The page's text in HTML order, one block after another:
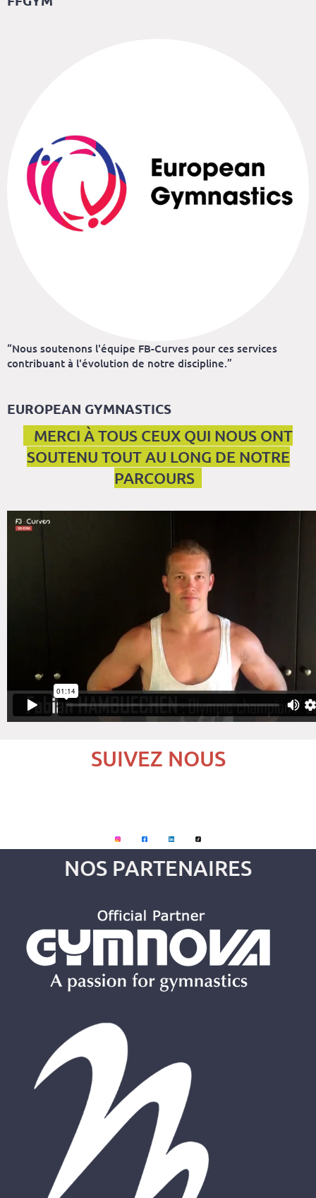
“Nous soutenons l'équipe FB-Curves pour ces services
contribuant à l'évolution de notre discipline.”
EUROPEAN GYMNASTICS
MERCI À TOUS CEUX QUI NOUS ONT
SOUTENU TOUT AU LONG DE NOTRE
PARCOURS
SUIVEZ NOUS
NOS PARTENAIRES